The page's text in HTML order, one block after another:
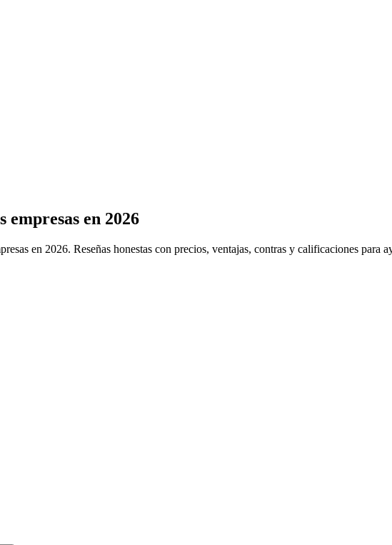
en 2026
en 2026. Reseñas honestas con precios, ventajas, contras y calificaciones para